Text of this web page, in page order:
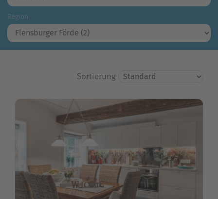
Region
Sortierung